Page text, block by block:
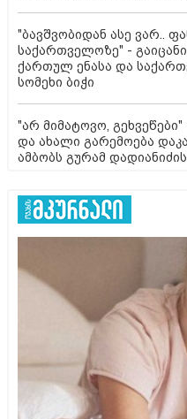
"ბავშვობიდან ასე ვარ..
საქართველოზე" -
ქართულ ენასა და
სომეხი ბიჭი
"არ მიმატოვო,
და ახალი გარემოება
ამბობს გურამ